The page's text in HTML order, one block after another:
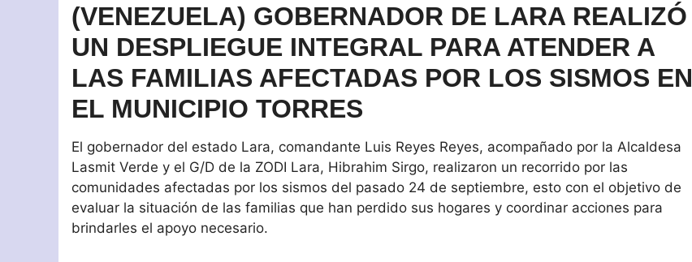
(VENEZUELA) GOBERNADOR DE LARA REALIZÓ
UN DESPLIEGUE INTEGRAL PARA ATENDER A
LAS FAMILIAS AFECTADAS POR LOS SISMOS EN
EL MUNICIPIO TORRES
El gobernador del estado Lara, comandante Luis Reyes Reyes, acompañado por la Alcaldesa
Lasmit Verde y el G/D de la ZODI Lara, Hibrahim Sirgo, realizaron un recorrido por las
comunidades afectadas por los sismos del pasado 24 de septiembre, esto con el objetivo de
evaluar la situación de las familias que han perdido sus hogares y coordinar acciones para
brindarles el apoyo necesario.